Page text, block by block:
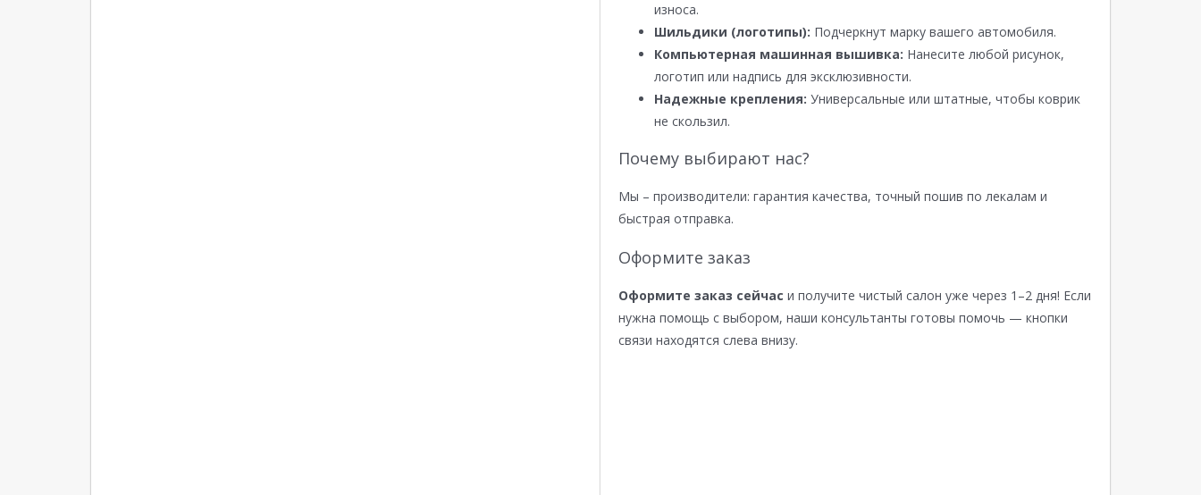
износа.
Шильдики (логотипы): Подчеркнут марку вашего автомобиля.
Компьютерная машинная вышивка: Нанесите любой рисунок,
логотип или надпись для эксклюзивности.
Надежные крепления: Универсальные или штатные, чтобы коврик
не скользил.
Почему выбирают нас?
Мы – производители: гарантия качества, точный пошив по лекалам и
быстрая отправка.
Оформите заказ
Оформите заказ сейчас и получите чистый салон уже через 1–2 дня! Если
нужна помощь с выбором, наши консультанты готовы помочь — кнопки
связи находятся слева внизу.